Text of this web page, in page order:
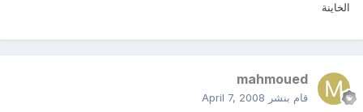
الخاينة
mahmoued
قام بنشر April 7, 2008